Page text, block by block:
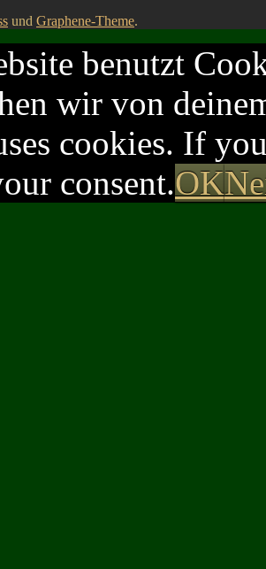
und Graphene-Theme.
benutzt
wir von
cookies. If
consent.OK